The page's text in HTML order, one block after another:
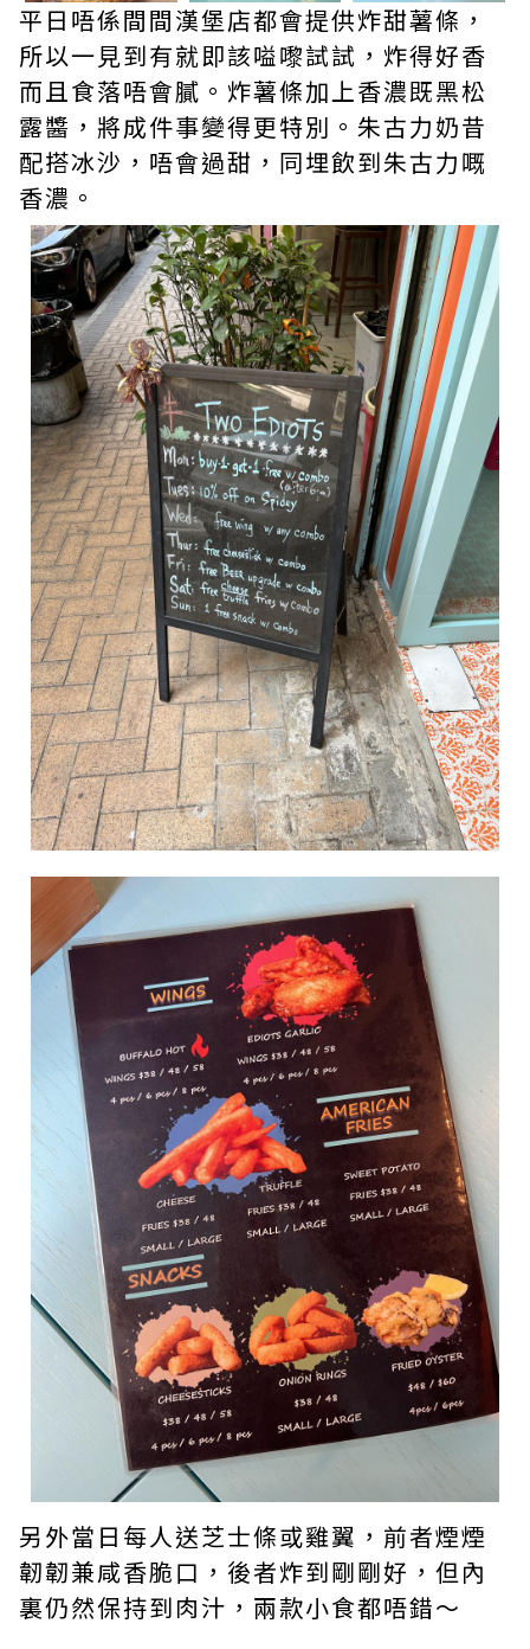
平日唔係間間漢堡店都會提供炸甜薯條，
所以一見到有就即該嗌嚟試試，炸得好香
而且食落唔會膩。炸薯條加上香濃既黑松
露醬，將成件事變得更特別。朱古力奶昔
配搭冰沙，唔會過甜，同埋飲到朱古力嘅
香濃。
​​另外當日每人送芝士條或雞翼，前者煙煙
韌韌兼咸香脆口，後者炸到剛剛好，但內
裏仍然保持到肉汁，兩款小食都唔錯～